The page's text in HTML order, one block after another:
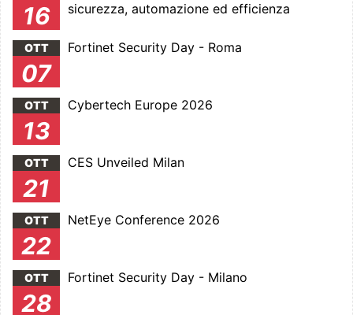
16
sicurezza, automazione ed efficienza
OTT
07
Fortinet Security Day - Roma
OTT
13
Cybertech Europe 2026
OTT
21
CES Unveiled Milan
OTT
22
NetEye Conference 2026
OTT
28
Fortinet Security Day - Milano